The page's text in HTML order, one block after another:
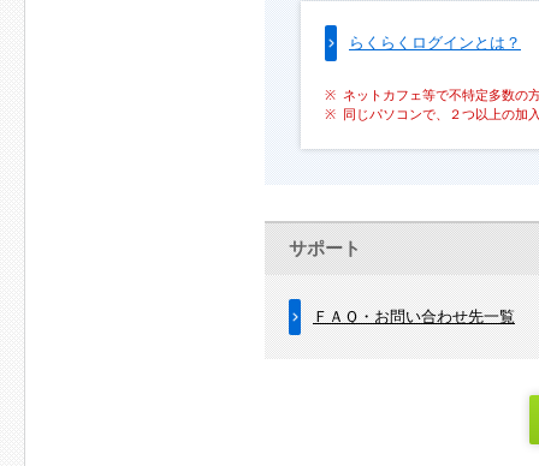
らくらくログインとは？
ネットカフェ等で不特定多数の
同じパソコンで、２つ以上の加
サポート
ＦＡＱ・お問い合わせ先一覧